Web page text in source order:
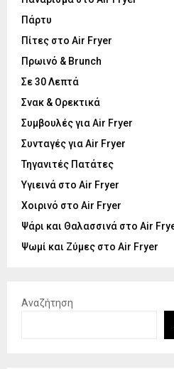
Πάρτυ
Πίτες στο Air Fryer
Πρωινό & Brunch
Σε 30 Λεπτά
Σνακ & Ορεκτικά
Συμβουλές για Air Fryer
Συνταγές για Air Fryer
Τηγανιτές Πατάτες
Υγιεινά στο Air Fryer
Χοιρινό στο Air Fryer
Ψάρι και Θαλασσινά στο Air
Ψωμί και Ζύμες στο Air Fryer
Αναζήτηση